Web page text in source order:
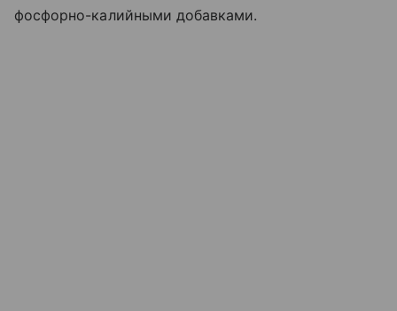
фосфорно-калийными добавками.